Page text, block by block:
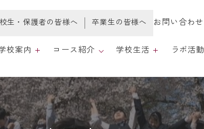
校案内
校案内
課程・評価
コース紹介
全日制・総合コース
学校生活
学校生活
心の広場
ラボ活動
生・保護者の皆様へ 卒業生の皆様へ お問い合わせ